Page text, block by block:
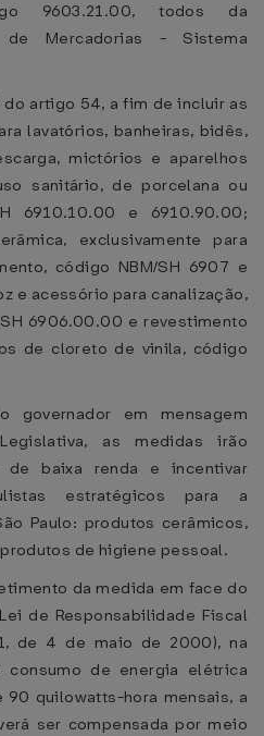
9603.21.00, todos da
de Mercadorias - Sistema
do artigo 54, a fim de incluir as
lavatórios, banheiras, bidês,
mictórios e aparelhos
sanitário, de porcelana ou
6910.10.00 e 6910.90.00;
exclusivamente para
código NBM/SH 6907 e
e acessório para canalização,
6906.00.00 e revestimento
de cloreto de vinila, código
governador em mensagem
as medidas irão
de baixa renda e incentivar
estratégicos para a
Paulo: produtos cerâmicos,
de higiene pessoal.
da medida em face do
de Responsabilidade Fiscal
de 4 de maio de 2000), na
de energia elétrica
quilowatts-hora mensais, a
ser compensada por meio